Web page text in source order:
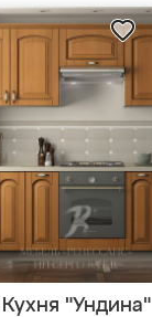
Кухня "Ундина"